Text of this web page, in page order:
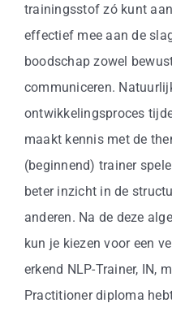
trainingsstof zó kunt
effectief mee aan de
boodschap zowel
communiceren.
ontwikkelingsproces
maakt kennis met de
(beginnend) trainer
beter inzicht in de
anderen. Na de deze
kun je kiezen voor een
erkend NLP-Trainer, IN,
Practitioner diploma